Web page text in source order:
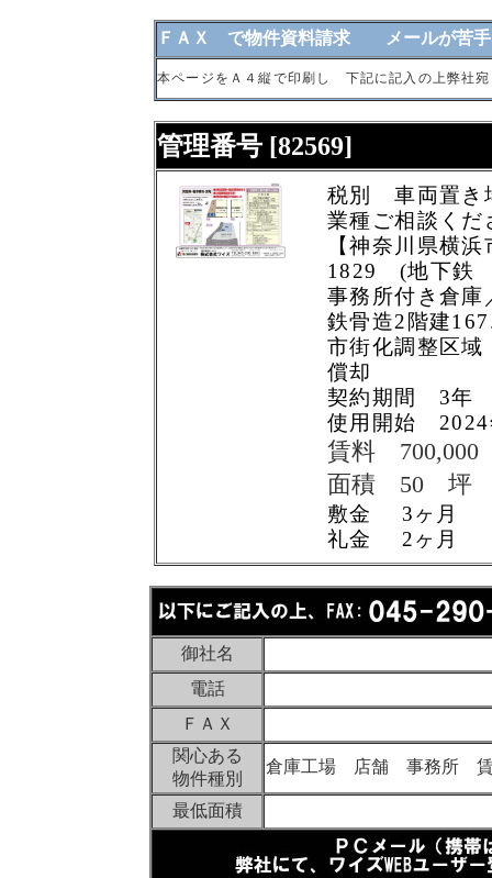
ＦＡＸ で物件資料請求 メールが苦手
本ページをＡ４縦で印刷し 下記に記入の上弊
管理番号 [82569]
税別 車両置き
業種ご相談くだ
【神奈川県横
1829 (地下鉄
事務所付き倉庫
鉄骨造2階建
市街化調整区域
償却
契約期間 3年
使用開始 2024
賃料
面積 50 坪
敷金 3ヶ月
礼金 2ヶ月
御社名
電話
ＦＡＸ
関心ある
物件種別
倉庫工場 店舗 事務所
最低面積